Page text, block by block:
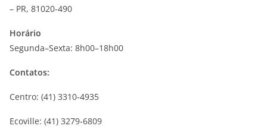
– PR, 81020-490
Horário
Segunda–Sexta: 8h00–18h00
Contatos:
Centro: (41) 3310-4935
Ecoville: (41) 3279-6809